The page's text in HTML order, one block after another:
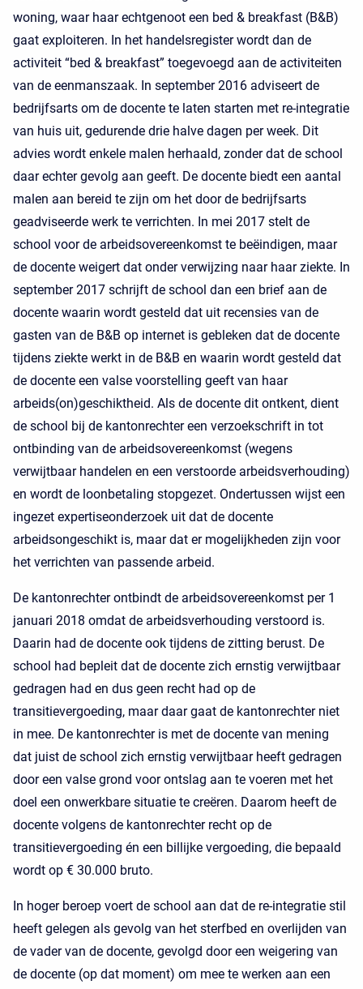
woning, waar haar echtgenoot een bed & breakfast (B&B)
gaat exploiteren. In het handelsregister wordt dan de
activiteit “bed & breakfast” toegevoegd aan de activiteiten
van de eenmanszaak. In september 2016 adviseert de
bedrijfsarts om de docente te laten starten met re-integratie
van huis uit, gedurende drie halve dagen per week. Dit
advies wordt enkele malen herhaald, zonder dat de school
daar echter gevolg aan geeft. De docente biedt een aantal
malen aan bereid te zijn om het door de bedrijfsarts
geadviseerde werk te verrichten. In mei 2017 stelt de
school voor de arbeidsovereenkomst te beëindigen, maar
de docente weigert dat onder verwijzing naar haar ziekte. In
september 2017 schrijft de school dan een brief aan de
docente waarin wordt gesteld dat uit recensies van de
gasten van de B&B op internet is gebleken dat de docente
tijdens ziekte werkt in de B&B en waarin wordt gesteld dat
de docente een valse voorstelling geeft van haar
arbeids(on)geschiktheid. Als de docente dit ontkent, dient
de school bij de kantonrechter een verzoekschrift in tot
ontbinding van de arbeidsovereenkomst (wegens
verwijtbaar handelen en een verstoorde arbeidsverhouding)
en wordt de loonbetaling stopgezet. Ondertussen wijst een
ingezet expertiseonderzoek uit dat de docente
arbeidsongeschikt is, maar dat er mogelijkheden zijn voor
het verrichten van passende arbeid.
De kantonrechter ontbindt de arbeidsovereenkomst per 1
januari 2018 omdat de arbeidsverhouding verstoord is.
Daarin had de docente ook tijdens de zitting berust. De
school had bepleit dat de docente zich ernstig verwijtbaar
gedragen had en dus geen recht had op de
transitievergoeding, maar daar gaat de kantonrechter niet
in mee. De kantonrechter is met de docente van mening
dat juist de school zich ernstig verwijtbaar heeft gedragen
door een valse grond voor ontslag aan te voeren met het
doel een onwerkbare situatie te creëren. Daarom heeft de
docente volgens de kantonrechter recht op de
transitievergoeding én een billijke vergoeding, die bepaald
wordt op € 30.000 bruto.
In hoger beroep voert de school aan dat de re-integratie stil
heeft gelegen als gevolg van het sterfbed en overlijden van
de vader van de docente, gevolgd door een weigering van
de docente (op dat moment) om mee te werken aan een